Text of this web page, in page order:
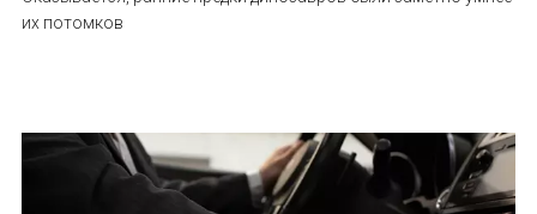
их потомков